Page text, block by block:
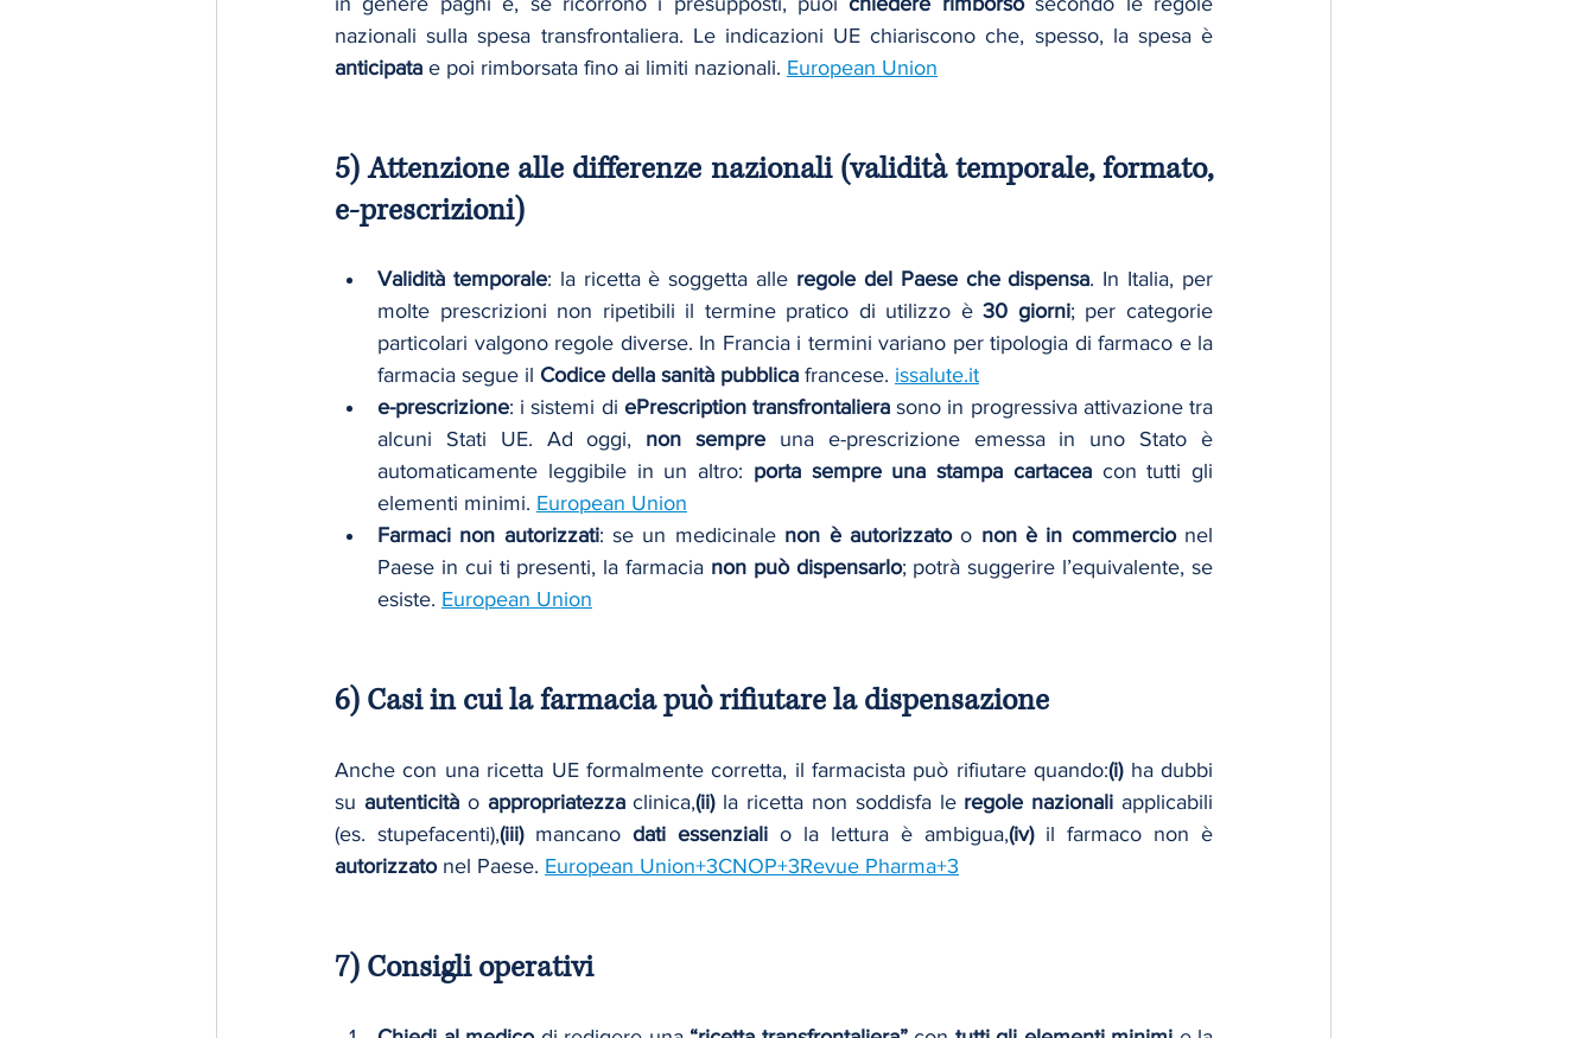
anticipata e poi rimborsata fino ai limiti nazionali. European Union
5) Attenzione alle differenze nazionali (validità temporale, formato,
e-prescrizioni)
Validità temporale: la ricetta è soggetta alle regole del Paese che dispensa. In Italia, per
molte prescrizioni non ripetibili il termine pratico di utilizzo è 30 giorni; per categorie
particolari valgono regole diverse. In Francia i termini variano per tipologia di farmaco e la
farmacia segue il Codice della sanità pubblica francese. issalute.it
e-prescrizione: i sistemi di ePrescription transfrontaliera sono in progressiva attivazione tra
alcuni Stati UE. Ad oggi, non sempre una e-prescrizione emessa in uno Stato è
automaticamente leggibile in un altro: porta sempre una stampa cartacea con tutti gli
elementi minimi. European Union
Farmaci non autorizzati: se un medicinale non è autorizzato o non è in commercio nel
Paese in cui ti presenti, la farmacia non può dispensarlo; potrà suggerire l’equivalente, se
esiste. European Union
6) Casi in cui la farmacia può rifiutare la dispensazione
Anche con una ricetta UE formalmente corretta, il farmacista può rifiutare quando:(i) ha dubbi
su autenticità o appropriatezza clinica,(ii) la ricetta non soddisfa le regole nazionali applicabili
(es. stupefacenti),(iii) mancano dati essenziali o la lettura è ambigua,(iv)
autorizzato nel Paese. European Union+3CNOP+3Revue Pharma+3
7) Consigli operativi